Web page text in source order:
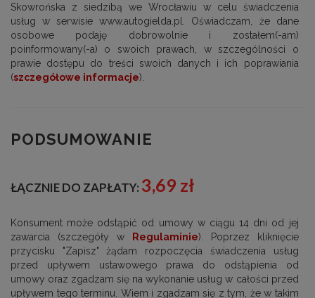
Skowrońska z siedzibą we Wrocławiu w celu świadczenia
usług w serwisie www.autogielda.pl. Oświadczam, że dane
osobowe podaję dobrowolnie i zostałem(-am)
poinformowany(-a) o swoich prawach, w szczególności o
prawie dostępu do treści swoich danych i ich poprawiania
(szczegółowe informacje).
PODSUMOWANIE
ŁĄCZNIE DO ZAPŁATY: 3,69 zł
Konsument może odstąpić od umowy w ciągu 14 dni od jej
zawarcia (szczegóły w
Regulaminie). Poprzez kliknięcie
przycisku "Zapisz" żądam rozpoczęcia świadczenia usług
przed upływem ustawowego prawa do odstąpienia od
umowy oraz zgadzam się na wykonanie usług w całości przed
upływem tego terminu. Wiem i zgadzam się z tym, że w takim